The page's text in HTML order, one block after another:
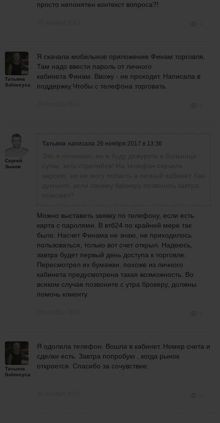
просто непонятен контекст вопроса?!
Татьяна
Soloveyca
Я скачала мобильное приложение Финам торговля.
Там надо ввести пароль от личного
кабинета Финам. Ввожу - не проходит. Написала в
поддержку.Чтобы с телефона торговать.
Сергей
Зыков
Татьяна написала 26 ноября 2017 в 13:36
Можно выставить заявку по телефону, если есть
карта с паролями. В втб24 по крайней мере так
было. Насчет Финама не знаю, не приходилось
пользоваться, только вот счет открыл. Надеюсь,
завтра будет первый день доступа к торговле.
Пересмотрел их бумажки, похоже из личного
кабинета предусмотрена такая возможность. Во
всяком случае позвоните с утра брокеру, должны
помочь клиенту.
Татьяна
Soloveyca
Я одолела телефон. Вошла в кабинет. Номер счета и
сделки есть. Завтра попробую , когда рынок
откроется. Спасибо за сочувствие.